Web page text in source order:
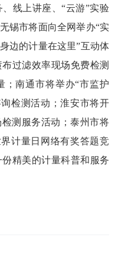
线上讲座、“云游”实验
锡市将面向全网举办“实
边的计量在这里”互动体
过滤效率现场免费检测
；南通市将举办“市监护
检测活动；淮安市将开
测服务活动；泰州市将
计量日网络有奖答题竞
精美的计量科普和服务